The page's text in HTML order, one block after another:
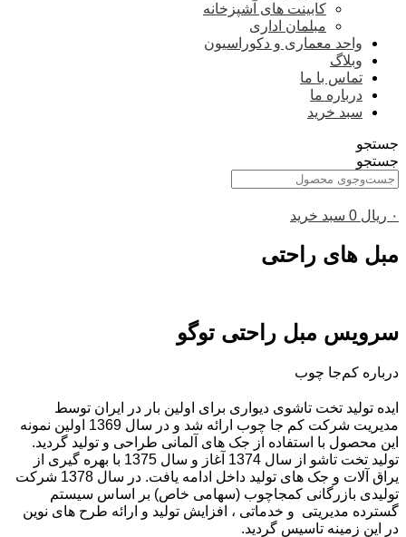
کابینت های آشپزخانه
مبلمان اداری
واحد معماری و دکوراسیون
وبلاگ
تماس با ما
درباره ما
سبد خرید
جستجو
جستجو
۰ ریال 0 سبد خرید
مبل های راحتی
سرویس مبل راحتی توگو
درباره کم‌جا چوب
ایده تولید تخت تاشوی دیواری برای اولین بار در ایران توسط
مدیریت شرکت کم جا چوب ارائه شد و در سال 1369 اولین نمونه
این محصول با استفاده از جک های آلمانی طراحی و تولید گردید.
تولید تخت تاشو از سال 1374 آغاز و سال 1375 با بهره گیری از
یراق آلات و جک های تولید داخل ادامه یافت. در سال 1378 شرکت
تولیدی بازرگانی کمجاچوب (سهامی خاص) بر اساس سیستم
گسترده مدیریتی و خدماتی ، افزایش تولید و ارائه طرح های نوین
در این زمینه تاسیس گردید.